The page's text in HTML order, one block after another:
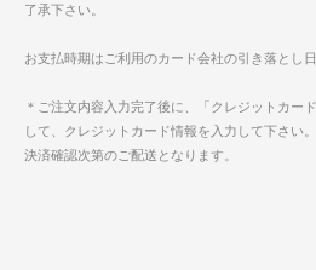
了承下さい。
お支払時期はご利用のカード会社の引き落とし日
＊ご注文内容入力完了後に、「クレジットカー
して、クレジットカード情報を入力して下さい。
決済確認次第のご配送となります。